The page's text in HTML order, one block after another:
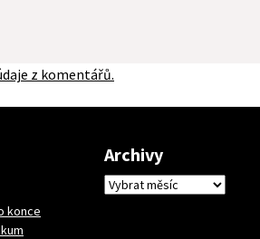
z komentářů.
konce
Archivy
Archivy